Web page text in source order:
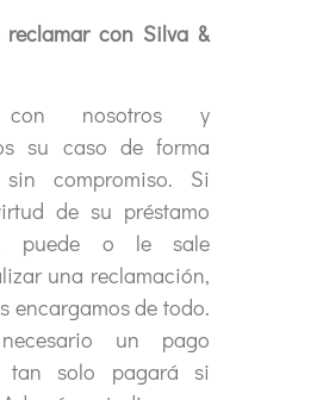
reclamar con Silva &
con nosotros y
su caso de forma
compromiso. Si
de su préstamo
puede o le sale
una reclamación,
encargamos de todo.
un pago
tan solo pagará si